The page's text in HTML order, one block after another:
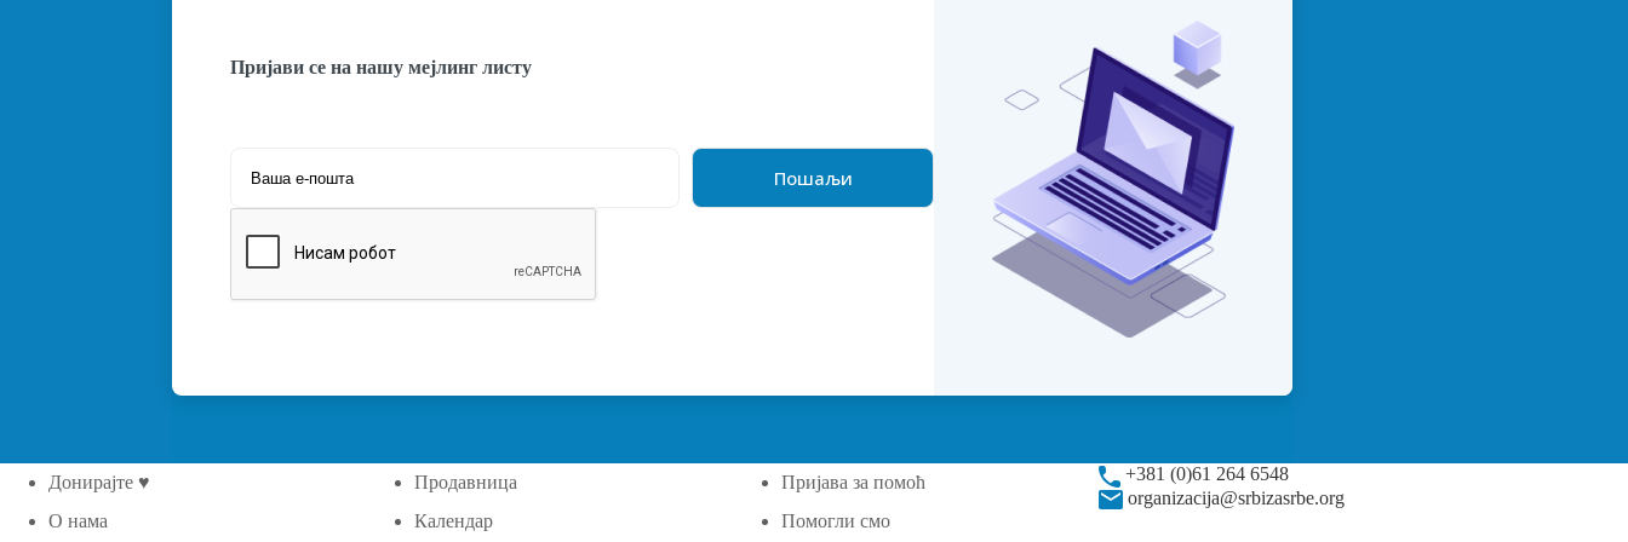
Пријави се на нашу мејлинг листу
Донирајте ♥
О нама
Продавница
Календар
Пријава за помоћ
Помогли смо
+381 (0)61 264 6548
organizacija@srbizasrbe.org